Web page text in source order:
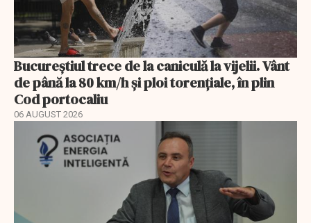
Bucureștiul trece de la caniculă la vijelii. Vânt
de până la 80 km/h și ploi torențiale, în plin
Cod portocaliu
06 AUGUST 2026